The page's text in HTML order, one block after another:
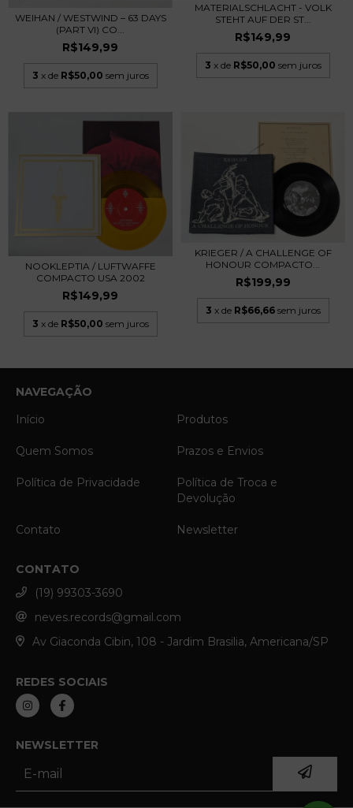
WEIHAN / WESTWIND – 63 DAYS
(PART VI) CO...
R$149,99
3 x de R$50,00 sem juros
MATERIALSCHLACHT - VOLK
STEHT AUF DER ST...
R$149,99
3 x de R$50,00 sem juros
NOOKLEPTIA / LUFTWAFFE
COMPACTO USA 2002
R$149,99
3 x de R$50,00 sem juros
KRIEGER / A CHALLENGE OF
HONOUR COMPACTO...
R$199,99
3 x de R$66,66 sem juros
NAVEGAÇÃO
Início
Produtos
Quem Somos Prazos e Envios
Política de Privacidade
Política de Troca e
Devolução
Contato Newsletter
CONTATO
(19) 99303-3690
neves.records@gmail.com
Av Giaconda Cibin, 108 - Jardim Brasilia, Americana/SP
REDES SOCIAIS
NEWSLETTER